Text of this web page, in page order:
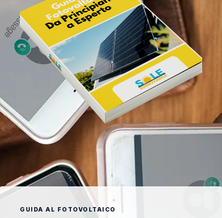
GUIDA AL FOTOVOLTAICO